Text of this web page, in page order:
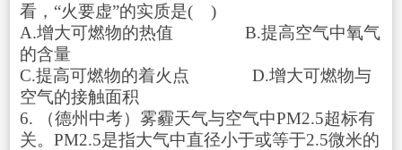
看，“火要虚”的实质是( )
A.增大可燃物的热值 B.提高空气中氧气
的含量
C.提高可燃物的着火点 D.增大可燃物与
空气的接触面积
6. （德州中考）雾霾天气与空气中PM2.5超标有
关。PM2.5是指大气中直径小于或等于2.5微米的